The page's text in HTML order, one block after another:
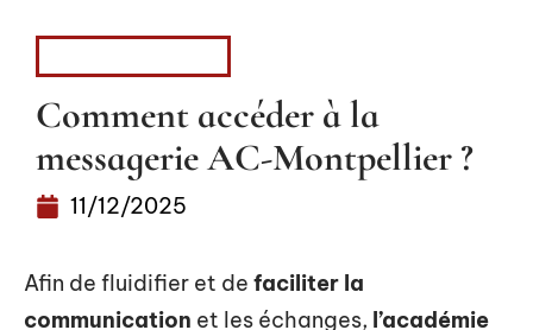
Comment accéder à la
messagerie AC-Montpellier ?
11/12/2025
Afin de fluidifier et de faciliter la
communication et les échanges, l’académie